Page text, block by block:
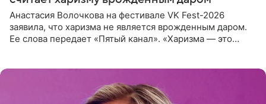
Анастасия Волочкова на фестивале VK Fest-2026
заявила, что харизма не является врожденным даром.
Ее слова передает «Пятый канал». «Харизма — это